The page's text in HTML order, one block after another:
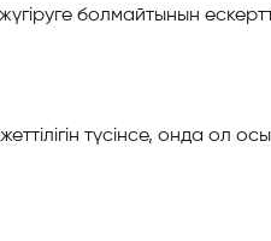
болмайтынын
түсінсе, онда ол